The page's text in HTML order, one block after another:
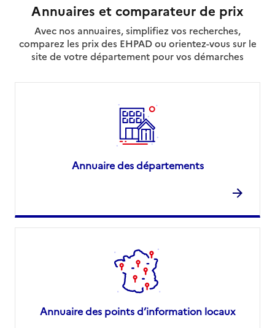
Annuaires et comparateur de prix
Avec nos annuaires, simplifiez vos recherches,
comparez les prix des EHPAD ou orientez-vous sur le
site de votre département pour vos démarches
Annuaire des départements
Annuaire des points d’information locaux